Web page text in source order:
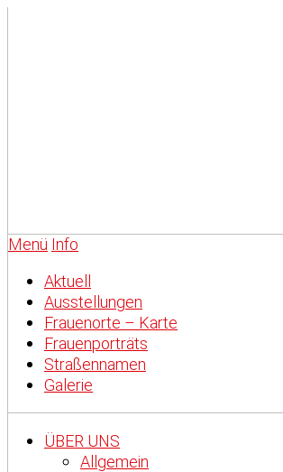
Menü Info
Aktuell
Ausstellungen
Frauenorte – Karte
Frauenporträts
Straßennamen
Galerie
ÜBER UNS
Allgemein